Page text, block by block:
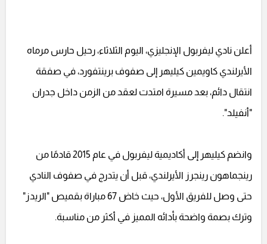
أعلن نادي ليفربول الإنجليزي، اليوم الثلاثاء، رحيل حارس مرماه
الأيرلندي كاويمين كيليهر إلى صفوف برينتفورد، في صفقة
انتقال دائم، بعد مسيرة امتدت لعقد من الزمن داخل جدران
"أنفيلد".
وانضم كيليهر إلى أكاديمية ليفربول في عام 2015 قادمًا من
رينجماهون رينجرز الأيرلندي، قبل أن يتدرج في صفوف النادي
حتى وصل للفريق الأول، حيث خاض 67 مباراة بقميص "الريدز"
وترك بصمة واضحة بأدائه المميز في أكثر من مناسبة.